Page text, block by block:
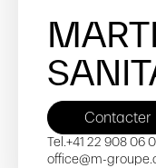
Contacter
Tel.+41 22 908 06
office@m-